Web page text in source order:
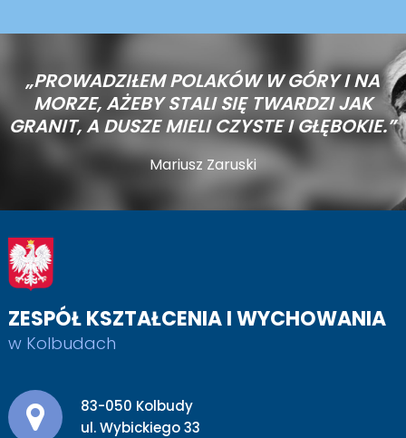
„PROWADZIŁEM POLAKÓW W GÓRY I NA
MORZE,AŻEBY STALI SIĘ TWARDZI JAK
GRANIT, A DUSZE MIELI CZYSTE I GŁĘBOKIE.”
Mariusz Zaruski
ZESPÓŁ KSZTAŁCENIA I WYCHOWANIA
w Kolbudach
Adres pocztowy:
83-050 Kolbudy
ul. Wybickiego 33